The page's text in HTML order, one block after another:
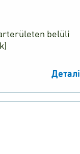
belüli
Деталі